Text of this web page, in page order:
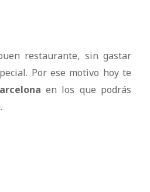
restaurante, sin gastar
Por ese motivo hoy te
en los que podrás